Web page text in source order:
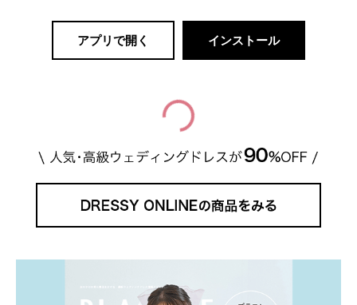
アプリで開く インストール